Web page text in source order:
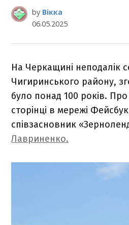
by Вікка
06.05.2025
На Черкащині неподалік
Чигиринського району,
було понад 100 років.
сторінці в мережі
співзасновник
Лавриненко.